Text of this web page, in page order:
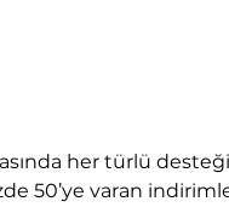
her türlü
50’ye varan